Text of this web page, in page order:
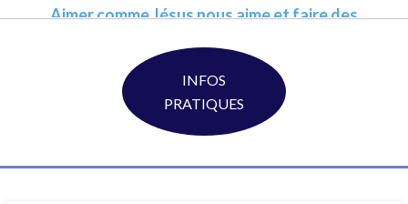
Aimer comme Jésus nous aime et faire des
INFOS
PRATIQUES